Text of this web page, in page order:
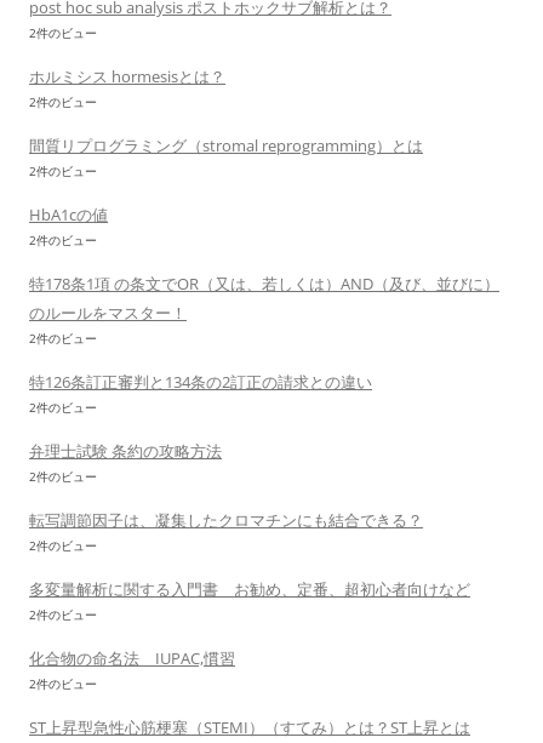
post hoc sub analysis ポストホックサブ解析とは？
2件のビュー
ホルミシス hormesisとは？
2件のビュー
間質リプログラミング（stromal reprogramming）とは
2件のビュー
HbA1cの値
2件のビュー
特178条1項 の条文でOR（又は、若しくは）AND（及び、並びに）
のルールをマスター！
2件のビュー
特126条訂正審判と134条の2訂正の請求との違い
2件のビュー
弁理士試験 条約の攻略方法
2件のビュー
転写調節因子は、凝集したクロマチンにも結合できる？
2件のビュー
多変量解析に関する入門書 お勧め、定番、超初心者向けなど
2件のビュー
化合物の命名法 IUPAC,慣習
2件のビュー
ST上昇型急性心筋梗塞（STEMI）（すてみ）とは？ST上昇とは